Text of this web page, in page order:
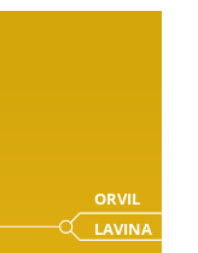
ORVIL
LAVINA